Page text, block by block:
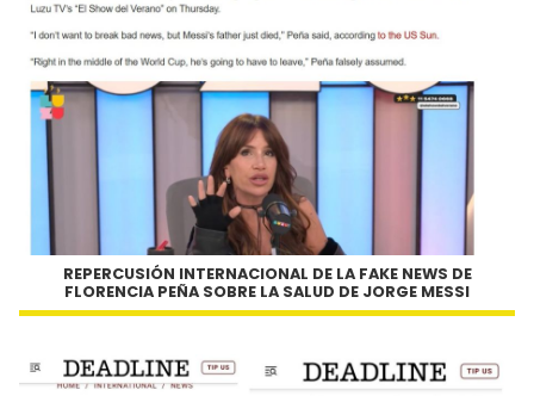
REPERCUSIÓN INTERNACIONAL DE LA FAKE NEWS DE
FLORENCIA PEÑA SOBRE LA SALUD DE JORGE MESSI